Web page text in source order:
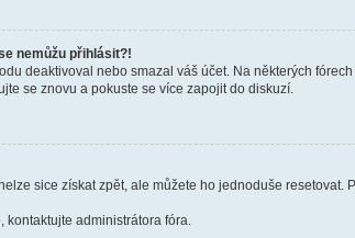
nemůžu přihlásit?!
deaktivoval nebo smazal váš účet. Na některých
se znovu a pokuste se více zapojit do diskuzí.
sice získat zpět, ale můžete ho jednoduše resetovat.
administrátora fóra.